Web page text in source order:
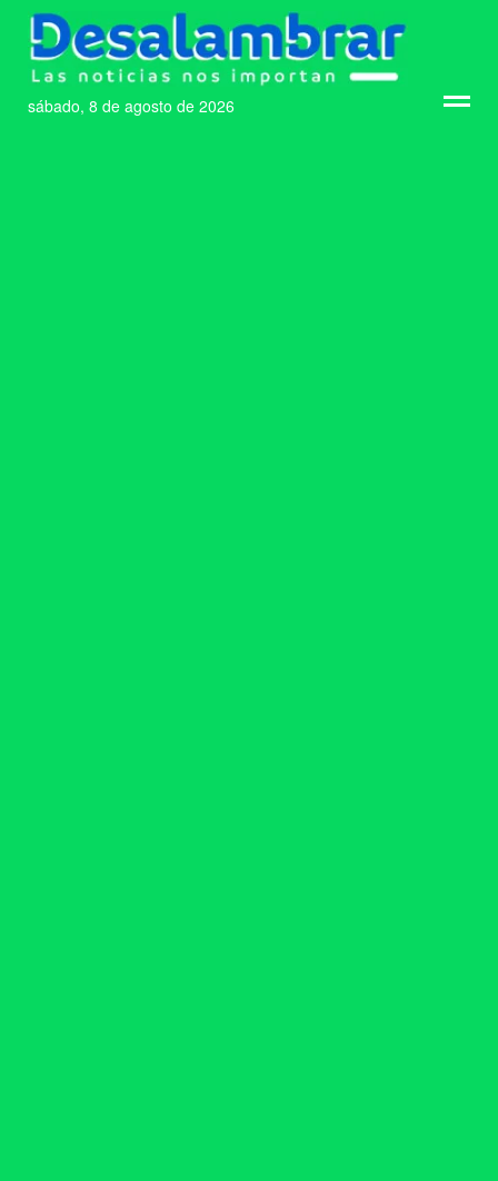
sábado, 8 de agosto de 2026